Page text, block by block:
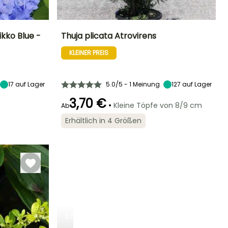
Blue -
17 auf Lager
Höhe bei Reife
Geeigneter
Zeitraum für die
Pflanzung
Winterhärte
Bis zu -29°C
Thuja plicata Atrovirens
KLEINER PREIS
5.0/5 - 1 Meinung 127 auf Lager
Ab3,70 € • Kleine Töpfe von 8/9 cm
Erhältlich in 4 Größen